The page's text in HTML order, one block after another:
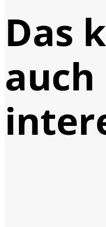
Das
auch